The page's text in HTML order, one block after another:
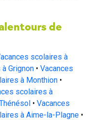
de
scolaires à
Grignon • Vacances
à Monthion •
scolaires à
• Vacances
à Aime-la-Plagne •